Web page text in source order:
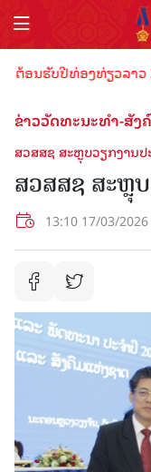
ຮັບປີທ່ອງທ່ຽວລາວ
ຂ່າວວັດທະນະທຳ-ສັງ
ສວສສຊ ສະຫຼຸບວຽກງານປ
ສວສສຊ ສະຫຼຸ
13:10 17/03/2026